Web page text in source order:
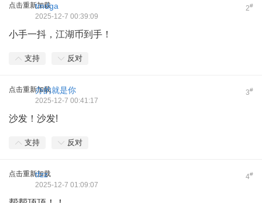
点击重新加载 2#
tmdga
2025-12-7 00:39:09
小手一抖，江湖币到手！
支持 反对
点击重新加载 3#
办的就是你
2025-12-7 00:41:17
沙发！沙发!
支持 反对
点击重新加载 4#
tfzz
2025-12-7 01:09:07